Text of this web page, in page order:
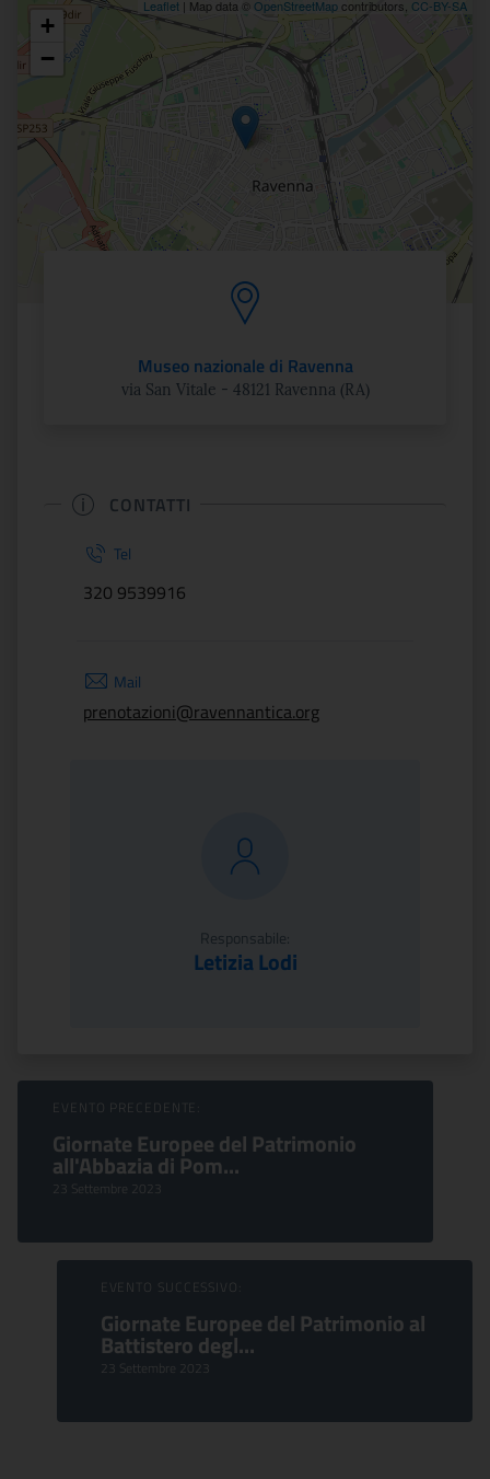
Posizione
+
−
Leaflet | Map data © OpenStreetMapcontributors, CC-BY-SA
Museo nazionale di Ravenna
via San Vitale - 48121 Ravenna (RA)
CONTATTI
Tel
320 9539916
Mail
prenotazioni@ravennantica.org
Responsabile:
Letizia Lodi
Sfoglia Eventi
EVENTO PRECEDENTE:
Giornate Europee del Patrimonio
all'Abbazia di Pom...
23 Settembre 2023
EVENTO SUCCESSIVO:
Giornate Europee del Patrimonio al
Battistero degl...
23 Settembre 2023